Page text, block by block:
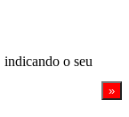
indicando o seu